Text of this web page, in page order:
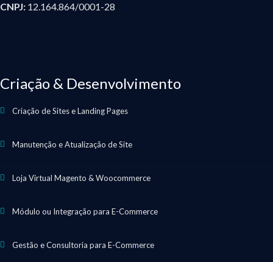
CNPJ: 12.164.864/0001-28
Criação & Desenvolvimento
Criação de Sites e Landing Pages
Manutenção e Atualização de Site
Loja Virtual Magento & Woocommerce
Módulo ou Integração para E-Commerce
Gestão e Consultoria para E-Commerce